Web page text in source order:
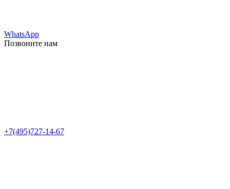
WhatsApp
Позвоните нам
+7(495)727-14-67